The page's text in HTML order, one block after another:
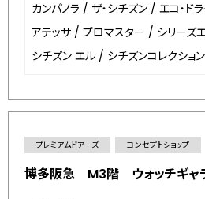
カンパノラ / ザ・シチズン / エコ・ド
アテッサ / プロマスター / シリーズ
シチズン エル / シチズンコレクション
プレミアムドアーズ コンセプトショップ
博多阪急 M3階 ウォッチギャ